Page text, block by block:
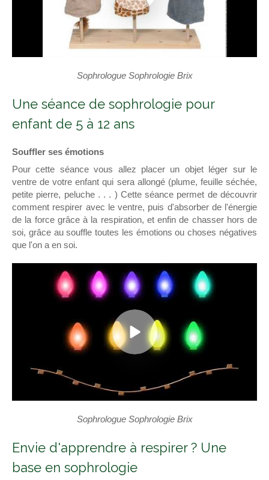
Sophrologue Sophrologie Brix
Une séance de sophrologie pour
enfant de 5 à 12 ans
Souffler ses émotions
Pour cette séance vous allez placer un objet léger sur le
ventre de votre enfant qui sera allongé (plume, feuille séchée,
petite pierre, peluche . . . ) Cette séance permet de découvrir
comment respirer avec le ventre, puis d'absorber de l'énergie
de la force grâce à la respiration, et enfin de chasser hors de
soi, grâce au souffle toutes les émotions ou choses négatives
que l'on a en soi.
Sophrologue Sophrologie Brix
Envie d'apprendre à respirer ? Une
base en sophrologie